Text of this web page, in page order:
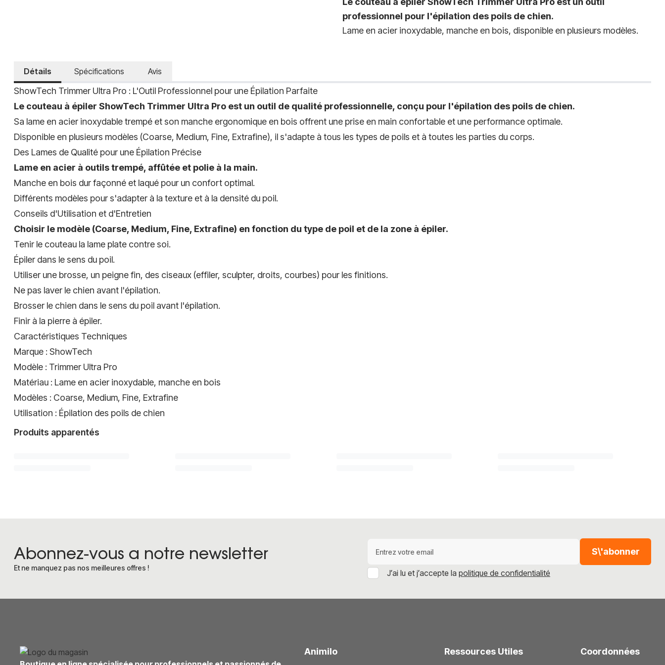
professionnel pour l'épilation des poils de chien.
Lame en acier inoxydable, manche en bois, disponible en plusieurs modèles.
Détails Spécifications Avis
ShowTech Trimmer Ultra Pro : L'Outil Professionnel pour une Épilation Parfaite
Le couteau à épiler ShowTech Trimmer Ultra Pro est un outil de qualité professionnelle, conçu pour l'épilation des poils de chien.
Sa lame en acier inoxydable trempé et son manche ergonomique en bois offrent une prise en main confortable et une performance optimale.
Disponible en plusieurs modèles (Coarse, Medium, Fine, Extrafine), il s'adapte à tous les types de poils et à toutes les parties du corps.
Des Lames de Qualité pour une Épilation Précise
Lame en acier à outils trempé, affûtée et polie à la main.
Manche en bois dur façonné et laqué pour un confort optimal.
Différents modèles pour s'adapter à la texture et à la densité du poil.
Conseils d'Utilisation et d'Entretien
Choisir le modèle (Coarse, Medium, Fine, Extrafine) en fonction du type de poil et de la zone à épiler.
Tenir le couteau la lame plate contre soi.
Épiler dans le sens du poil.
Utiliser une brosse, un peigne fin, des ciseaux (effiler, sculpter, droits, courbes) pour les finitions.
Ne pas laver le chien avant l'épilation.
Brosser le chien dans le sens du poil avant l'épilation.
Finir à la pierre à épiler.
Caractéristiques Techniques
Marque : ShowTech
Modèle : Trimmer Ultra Pro
Matériau : Lame en acier inoxydable, manche en bois
Modèles : Coarse, Medium, Fine, Extrafine
Utilisation : Épilation des poils de chien
Produits apparentés
Abonnez-vous a notre newsletter
Et ne manquez pas nos meilleures offres !
S\'abonner
J’ai lu et j’accepte la politique de confidentialité
Animilo Ressources Utiles Coordonnées